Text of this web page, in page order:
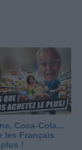
Coca-Cola…
les Français
!